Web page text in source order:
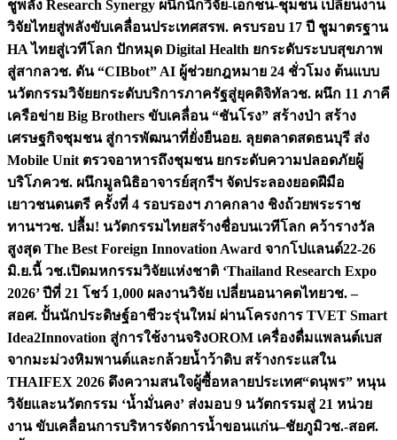
ชูพลัง Research Synergy ผนึกนักวิจัย-เอกชน-ชุมชน เปลี่ยนงาน
วิจัยไทยสู่พลังขับเคลื่อนประเทศสรพ. ครบรอบ 17 ปี ชูมาตรฐาน
HA ไทยสู่เวทีโลก ปักหมุด Digital Health ยกระดับระบบสุขภาพ
สู่สากลวช. ดัน “CIBbot” AI ผู้ช่วยกฎหมาย 24 ชั่วโมง ต้นแบบ
นวัตกรรมวิจัยยกระดับบริการภาครัฐสู่ยุคดิจิทัลวช. ผนึก 11 ภาคี
เครือข่าย Big Brothers ขับเคลื่อน “ชันโรง” สร้างป่า สร้าง
เศรษฐกิจชุมชน สู่การพัฒนาที่ยั่งยืนอย. ลุยตลาดสดธนบุรี ส่ง
Mobile Unit ตรวจอาหารถึงชุมชน ยกระดับความปลอดภัยผู้
บริโภควช. ผนึกมูลนิธิอาจารย์สุกรีฯ จัดประลองยอดฝีมือ
เยาวชนดนตรี ครั้งที่ 4 รอบรองฯ ภาคกลาง ชิงถ้วยพระราช
ทานฯวช. ปลื้ม! นวัตกรรมไทยสร้างชื่อบนเวทีโลก คว้ารางวัล
สูงสุด The Best Foreign Innovation Award จากโปแลนด์22-26
มิ.ย.นี้ วช.เปิดมหกรรมวิจัยแห่งชาติ ‘Thailand Research Expo
2026’ ปีที่ 21 โชว์ 1,000 ผลงานวิจัย เปลี่ยนอนาคตไทยวช. –
สอศ. ปั้นนักประดิษฐ์อาชีวะรุ่นใหม่ ผ่านโครงการ TVET Smart
Idea2Innovation สู่การใช้งานจริงOROM เครื่องดื่มแพลนต์เบส
จากมะม่วงหิมพานต์และกล้วยน้ำว้าดิบ สร้างกระแสใน
THAIFEX 2026 ดึงความสนใจผู้ซื้อหลายประเทศ“ดนุพร” หนุน
วิจัยและนวัตกรรม ‘น้ำมั่นคง’ ส่งมอบ 9 นวัตกรรมสู่ 21 หน่วย
งาน ขับเคลื่อนการบริหารจัดการน้ำขอนแก่น–ชัยภูมิวช.-สอศ.